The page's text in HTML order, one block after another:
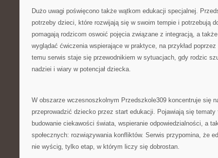
Dużo uwagi poświęcono także wątkom edukacji specjalnej.
potrzeby dzieci, które rozwijają się w swoim tempie i potrzebują
pomagają rodzicom oswoić pojęcia związane z integracją, a
wyglądać ćwiczenia wspierające w praktyce, na przykład
temu serwis staje się przewodnikiem w sytuacjach, gdy rodzic
nadziei i wiary w potencjał dziecka.
W obszarze wczesnoszkolnym Przedszkole309 koncentruje się
przeprowadzić dziecko przez start edukacji. Pojawiają się
budowanie ciekawości świata, wspieranie odpowiedzialności, a
społecznych: rozwiązywania konfliktów. Serwis przypomina, że
nie wyścig, tylko etap, w którym liczy się dobrostan.